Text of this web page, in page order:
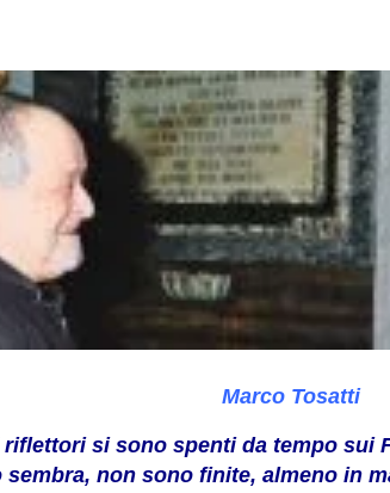
Marco Tosatti
si sono spenti da tempo sui
non sono finite, almeno in